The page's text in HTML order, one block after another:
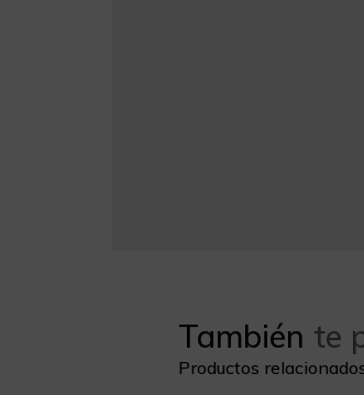
También te
Productos